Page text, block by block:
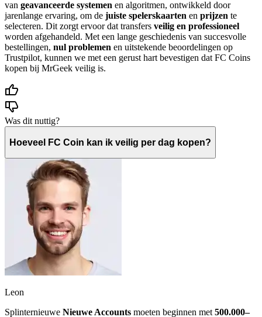
van geavanceerde systemen en algoritmen, ontwikkeld door
jarenlange ervaring, om de juiste spelerskaarten en prijzen te
selecteren. Dit zorgt ervoor dat transfers veilig en professioneel
worden afgehandeld. Met een lange geschiedenis van succesvolle
bestellingen, nul problemen en uitstekende beoordelingen op
Trustpilot, kunnen we met een gerust hart bevestigen dat FC Coins
kopen bij MrGeek veilig is.
Was dit nuttig?
Hoeveel FC Coin kan ik veilig per dag kopen?
Leon
Splinternieuwe Nieuwe Accounts moeten beginnen met 500.000–